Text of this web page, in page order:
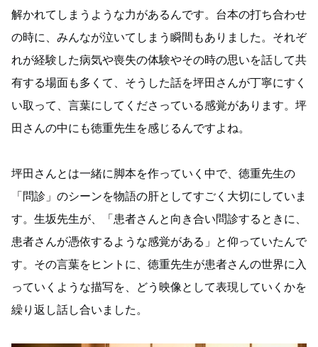
解かれてしまうような力があるんです。台本の打ち合わせ
の時に、みんなが泣いてしまう瞬間もありました。それぞ
れが経験した病気や喪失の体験やその時の思いを話して共
有する場面も多くて、そうした話を坪田さんが丁寧にすく
い取って、言葉にしてくださっている感覚があります。坪
田さんの中にも徳重先生を感じるんですよね。
坪田さんとは一緒に脚本を作っていく中で、徳重先生の
「問診」のシーンを物語の肝としてすごく大切にしていま
す。生坂先生が、「患者さんと向き合い問診するときに、
患者さんが憑依するような感覚がある」と仰っていたんで
す。その言葉をヒントに、徳重先生が患者さんの世界に入
っていくような描写を、どう映像として表現していくかを
繰り返し話し合いました。